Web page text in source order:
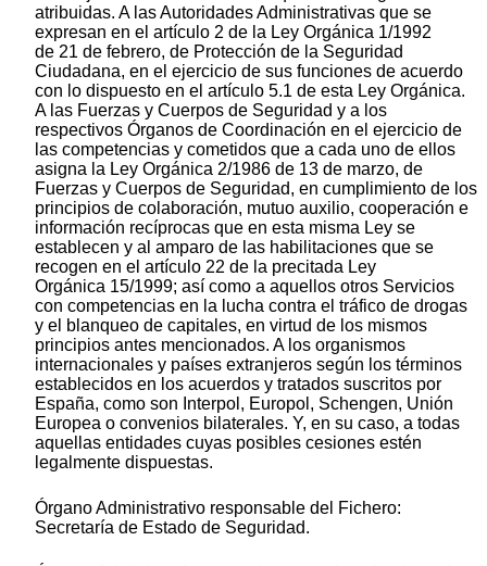
atribuidas. A las Autoridades Administrativas que se
expresan en el artículo 2 de la Ley Orgánica 1/1992
de 21 de febrero, de Protección de la Seguridad
Ciudadana, en el ejercicio de sus funciones de acuerdo
con lo dispuesto en el artículo 5.1 de esta Ley Orgánica.
A las Fuerzas y Cuerpos de Seguridad y a los
respectivos Órganos de Coordinación en el ejercicio de
las competencias y cometidos que a cada uno de ellos
asigna la Ley Orgánica 2/1986 de 13 de marzo, de
Fuerzas y Cuerpos de Seguridad, en cumplimiento de los
principios de colaboración, mutuo auxilio, cooperación e
información recíprocas que en esta misma Ley se
establecen y al amparo de las habilitaciones que se
recogen en el artículo 22 de la precitada Ley
Orgánica 15/1999; así como a aquellos otros Servicios
con competencias en la lucha contra el tráfico de drogas
y el blanqueo de capitales, en virtud de los mismos
principios antes mencionados. A los organismos
internacionales y países extranjeros según los términos
establecidos en los acuerdos y tratados suscritos por
España, como son Interpol, Europol, Schengen, Unión
Europea o convenios bilaterales. Y, en su caso, a todas
aquellas entidades cuyas posibles cesiones estén
legalmente dispuestas.
Órgano Administrativo responsable del Fichero:
Secretaría de Estado de Seguridad.